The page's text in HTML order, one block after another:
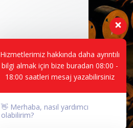
Hizmetlerimiz hakkında daha ayrıntılı
bilgi almak için bize buradan 08:00 -
18:00 saatleri mesaj yazabilirsiniz
👋 Merhaba, nasıl yardımcı
olabilirim?